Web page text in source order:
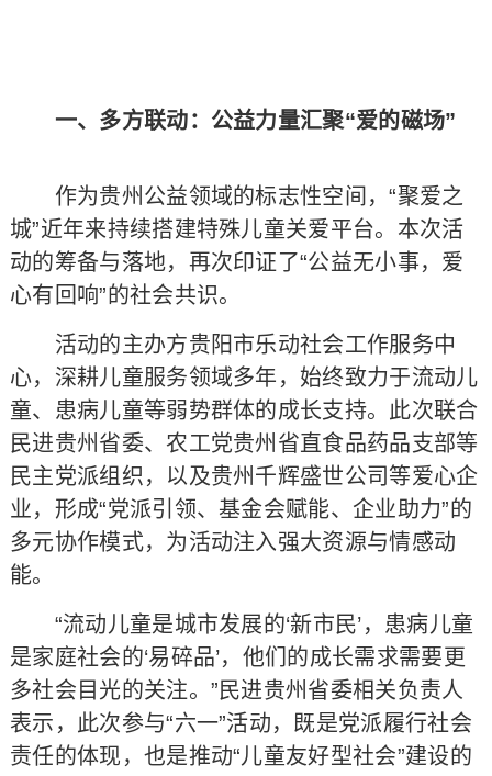
一、多方联动：公益力量汇聚“爱的磁场”
作为贵州公益领域的标志性空间，“聚爱之
城”近年来持续搭建特殊儿童关爱平台。本次活
动的筹备与落地，再次印证了“公益无小事，爱
心有回响”的社会共识。
活动的主办方贵阳市乐动社会工作服务中
心，深耕儿童服务领域多年，始终致力于流动儿
童、患病儿童等弱势群体的成长支持。此次联合
民进贵州省委、农工党贵州省直食品药品支部等
民主党派组织，以及贵州千辉盛世公司等爱心企
业，形成“党派引领、基金会赋能、企业助力”的
多元协作模式，为活动注入强大资源与情感动
能。
“流动儿童是城市发展的‘新市民’，患病儿童
是家庭社会的‘易碎品’，他们的成长需求需要更
多社会目光的关注。”民进贵州省委相关负责人
表示，此次参与“六一”活动，既是党派履行社会
责任的体现，也是推动“儿童友好型社会”建设的